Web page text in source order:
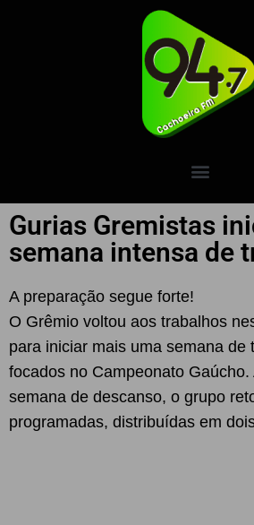
Gurias Gremistas
semana intensa de
A preparação segue forte!
O Grêmio voltou aos trabalhos
para iniciar mais uma semana de
focados no Campeonato
semana de descanso, o grupo
programadas, distribuídas em